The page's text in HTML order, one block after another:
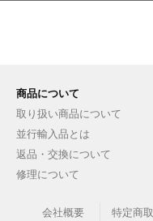
商品について
取り扱い商品について
並行輸入品とは
返品・交換について
修理について
会社概要 特定商